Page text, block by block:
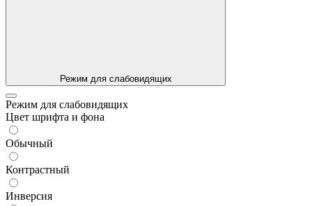
Режим для слабовидящих
Режим для слабовидящих
Цвет шрифта и фона
Обычный
Контрастный
Инверсия